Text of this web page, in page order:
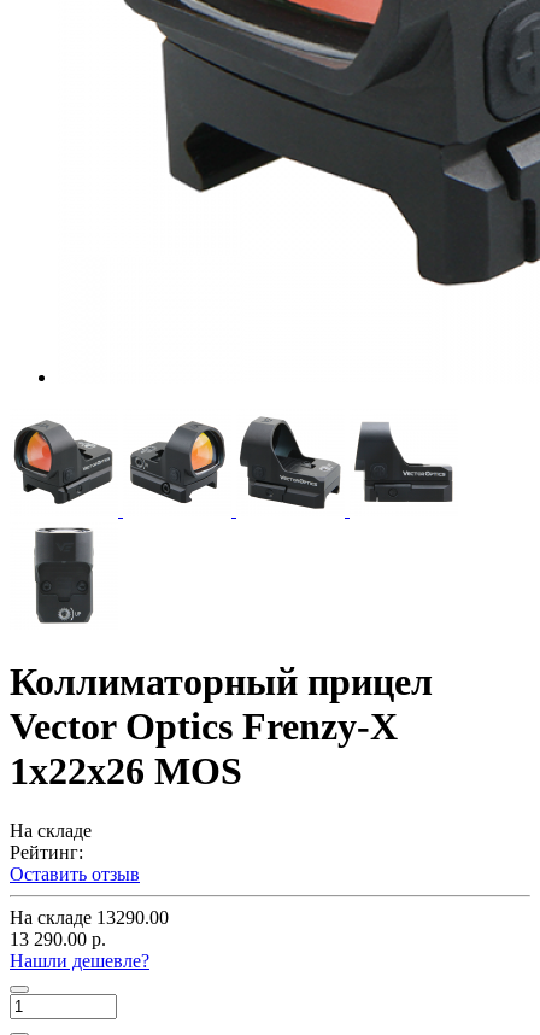
Коллиматорный прицел
Vector Optics Frenzy-X
1x22x26 MOS
На складе
Рейтинг:
Оставить отзыв
На складе 13290.00
13 290.00 р.
Нашли дешевле?